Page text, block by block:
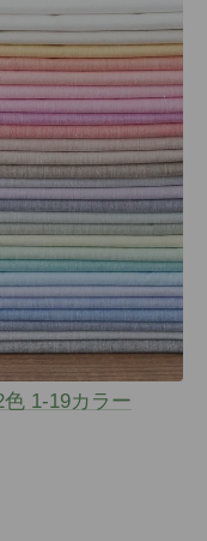
1-19カラー